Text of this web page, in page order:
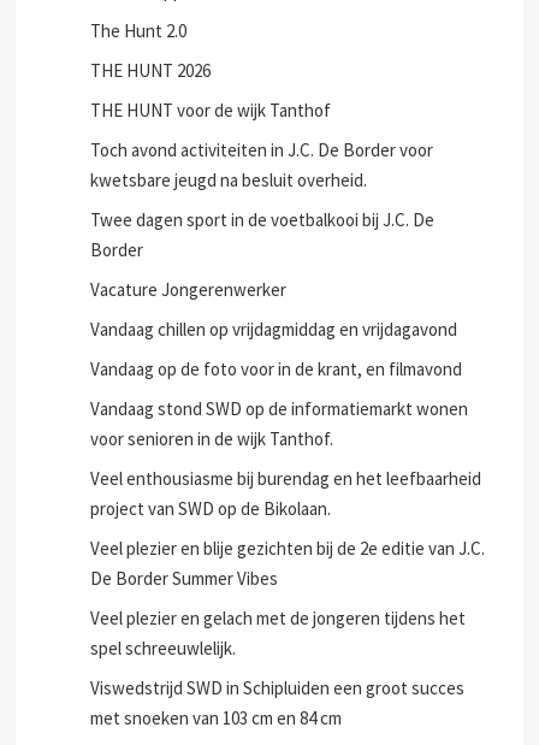
The Hunt 2.0
THE HUNT 2026
THE HUNT voor de wijk Tanthof
Toch avond activiteiten in J.C. De Border voor
kwetsbare jeugd na besluit overheid.
Twee dagen sport in de voetbalkooi bij J.C. De
Border
Vacature Jongerenwerker
Vandaag chillen op vrijdagmiddag en vrijdagavond
Vandaag op de foto voor in de krant, en filmavond
Vandaag stond SWD op de informatiemarkt wonen
voor senioren in de wijk Tanthof.
Veel enthousiasme bij burendag en het leefbaarheid
project van SWD op de Bikolaan.
Veel plezier en blije gezichten bij de 2e editie van J.C.
De Border Summer Vibes
Veel plezier en gelach met de jongeren tijdens het
spel schreeuwlelijk.
Viswedstrijd SWD in Schipluiden een groot succes
met snoeken van 103 cm en 84 cm